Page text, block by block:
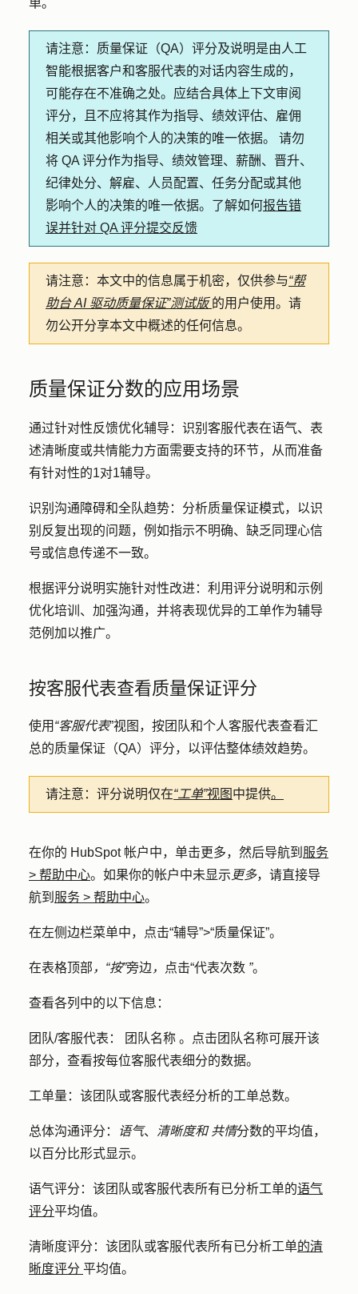
单。
请注意： 质量保证（QA）评分及说明是由人工
智能根据客户和客服代表的对话内容生成的，
可能存在不准确之处。应结合具体上下文审阅
评分，且不应将其作为指导、绩效评估、雇佣
相关或其他影响个人的决策的唯一依据。 请勿
将 QA 评分作为指导、绩效管理、薪酬、晋升、
纪律处分、解雇、人员配置、任务分配或其他
影响个人的决策的唯一依据。了解如何报告错
误并针对 QA 评分提交反馈
请注意： 本文中的信息属于机密，仅供参与“帮
助台 AI 驱动质量保证”测试版 的用户使用。请
勿公开分享本文中概述的任何信息。
质量保证分数的应用场景
通过针对性反馈优化辅导：识别客服代表在语气、表
述清晰度或共情能力方面需要支持的环节，从而准备
有针对性的1对1辅导。
识别沟通障碍和全队趋势： 分析质量保证模式，以识
别反复出现的问题，例如指示不明确、缺乏同理心信
号或信息传递不一致。
根据评分说明实施针对性改进： 利用评分说明和示例
优化培训、加强沟通，并将表现优异的工单作为辅导
范例加以推广。
按客服代表查看质量保证评分
使用 “客服代表”视图，按团队和个人客服代表查看汇
总的质量保证（QA）评分，以评估整体绩效趋势。
请注意： 评分说明仅在“工单”视图 中提供。
在你的 HubSpot 帐户中，单击更多，然后导航到 服务
> 帮助中心。如果你的帐户中未显示 更多，请直接导
航到 服务 > 帮助中心。
在左侧边栏菜单中，点击“辅导”>“质量保证”。
在表格顶部 ，“按”旁边 ， 点击“代表次数 ”。
查看各列中的以下信息：
团队/客服代表： 团队名称 。点击 团队名称可展开该
部分，查看按每位客服代表细分的数据。
工单量： 该团队或客服代表经分析的工单总数。
总体沟通评分 ： 语气、 清晰度和 共情分数的平均值，
以百分比形式显示。
语气评分 ：该团队或客服代表所有已分析工单的语气
评分平均值。
清晰度评分 ：该团队或客服代表所有已分析工单的清
晰度评分 平均值。